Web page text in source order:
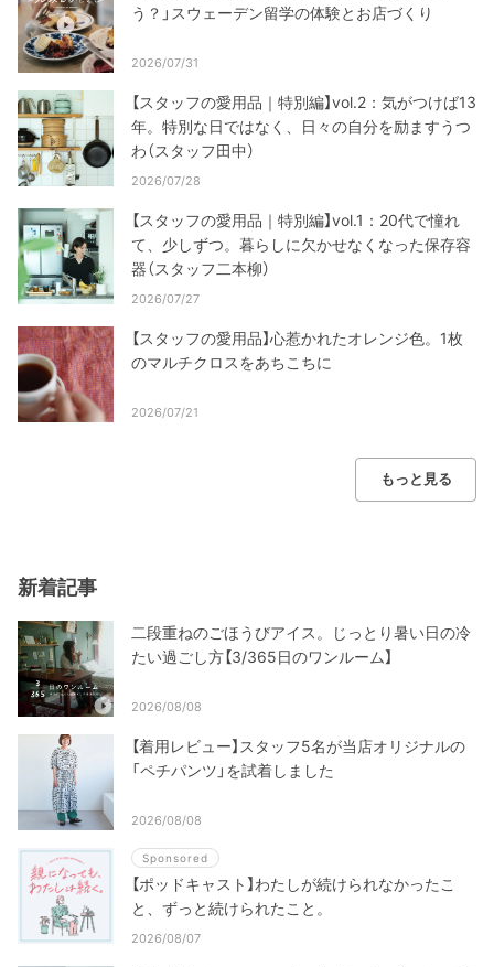
う？」スウェーデン留学の体験とお店づくり
2026/07/31
【スタッフの愛用品｜特別編】vol.2：気がつけば13
年。特別な日ではなく、日々の自分を励ますうつ
わ（スタッフ田中）
2026/07/28
【スタッフの愛用品｜特別編】vol.1：20代で憧れ
て、少しずつ。暮らしに欠かせなくなった保存容
器（スタッフ二本柳）
2026/07/27
【スタッフの愛用品】心惹かれたオレンジ色。1枚
のマルチクロスをあちこちに
2026/07/21
もっと見る
新着記事
二段重ねのごほうびアイス。じっとり暑い日の冷
たい過ごし方【3/365日のワンルーム】
2026/08/08
【着用レビュー】スタッフ5名が当店オリジナルの
「ペチパンツ」を試着しました
2026/08/08
Sponsored
【ポッドキャスト】わたしが続けられなかったこ
と、ずっと続けられたこと。
2026/08/07